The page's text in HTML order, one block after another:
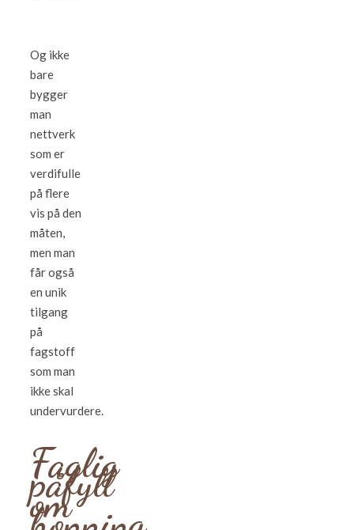
Og ikke
bare
bygger
man
nettverk
som er
verdifulle
på flere
vis på den
måten,
men man
får også
en unik
tilgang
på
fagstoff
som man
ikke skal
undervurdere.
Faglig
påfyll
om